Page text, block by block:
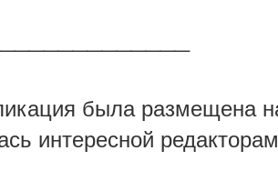
была размещена
интересной